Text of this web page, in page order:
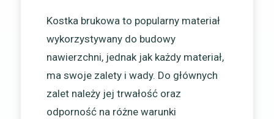
Kostka brukowa to popularny materiał
wykorzystywany do budowy
nawierzchni, jednak jak każdy materiał,
ma swoje zalety i wady. Do głównych
zalet należy jej trwałość oraz
odporność na różne warunki